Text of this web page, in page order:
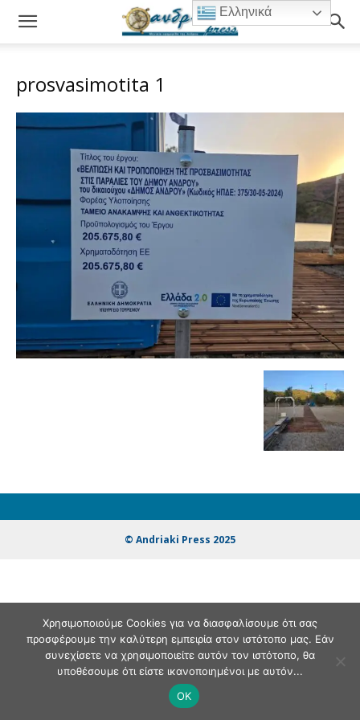
prosvasimotita 1
© Andriaki Press 2025
Ελληνικά
Χρησιμοποιούμε Cookies για να διασφαλίσουμε ότι σας
προσφέρουμε την καλύτερη εμπειρία στον ιστότοπο μας. Εάν
συνεχίσετε να χρησιμοποιείτε αυτόν τον ιστότοπο, θα
υποθέσουμε ότι είστε ικανοποιημένοι με αυτόν...
OK